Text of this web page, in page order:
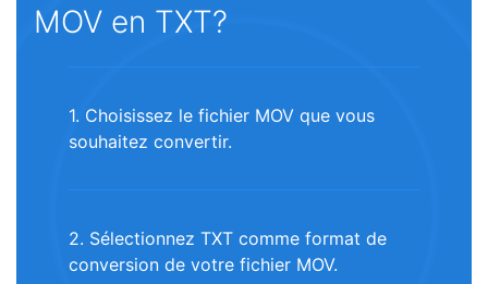
MOV en TXT?
1. Choisissez le fichier MOV que vous
souhaitez convertir.
2. Sélectionnez TXT comme format de
conversion de votre fichier MOV.